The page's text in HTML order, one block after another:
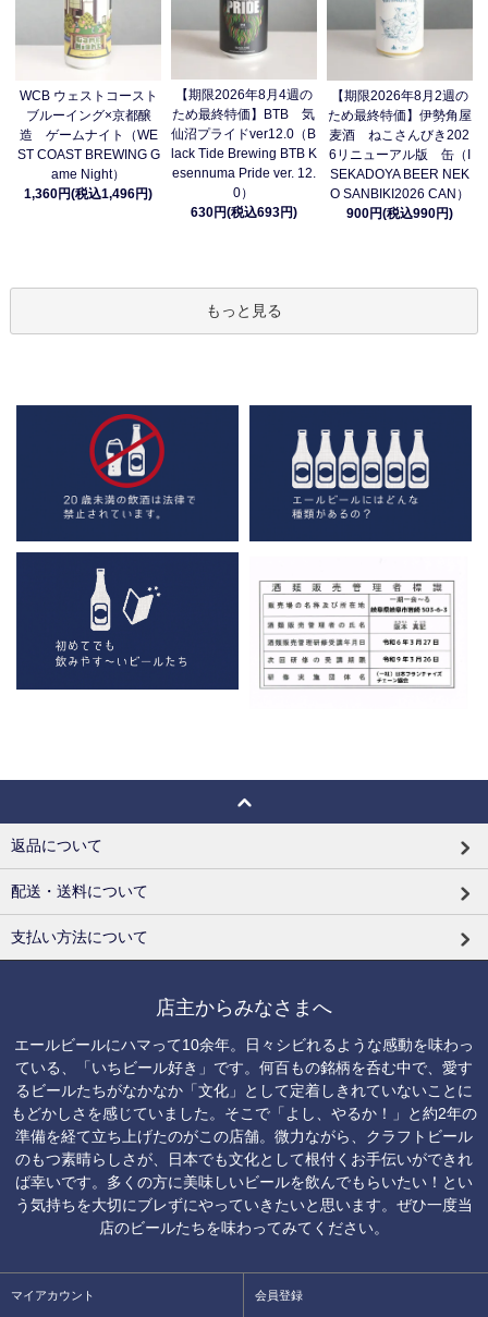
WCB ウェストコースト
ブルーイング×京都醸
造 ゲームナイト（WE
ST COAST BREWING G
ame Night）
1,360円(税込1,496円)
【期限2026年8月4週の
ため最終特価】BTB 気
仙沼プライドver12.0（B
lack Tide Brewing BTB K
esennuma Pride ver. 12.
0）
630円(税込693円)
【期限2026年8月2週の
ため最終特価】伊勢角屋
麦酒 ねこさんびき202
6リニューアル版 缶（I
SEKADOYA BEER NEK
O SANBIKI2026 CAN）
900円(税込990円)
もっと見る
返品について
配送・送料について
支払い方法について
店主からみなさまへ
エールビールにハマって10余年。日々シビれるような感動を味わっ
ている、「いちビール好き」です。何百もの銘柄を呑む中で、愛す
るビールたちがなかなか「文化」として定着しきれていないことに
もどかしさを感じていました。そこで「よし、やるか！」と約2年の
準備を経て立ち上げたのがこの店舗。微力ながら、クラフトビール
のもつ素晴らしさが、日本でも文化として根付くお手伝いができれ
ば幸いです。多くの方に美味しいビールを飲んでもらいたい！とい
う気持ちを大切にブレずにやっていきたいと思います。ぜひ一度当
店のビールたちを味わってみてください。
マイアカウント 会員登録